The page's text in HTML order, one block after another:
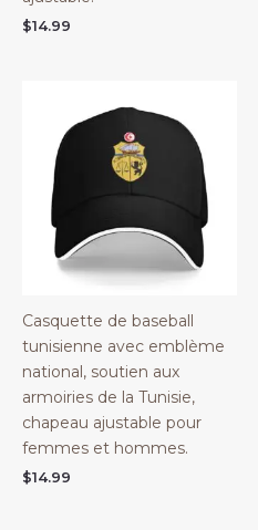
$14.99
Casquette de baseball
tunisienne avec emblème
national, soutien aux
armoiries de la Tunisie,
chapeau ajustable pour
femmes et hommes.
$14.99